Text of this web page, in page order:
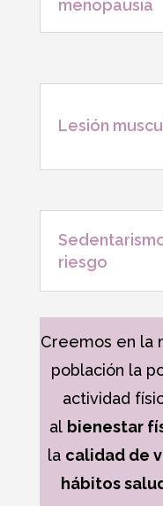
menopausia
Lesión
riesgo
Creemos en la
población la
actividad
al bienestar
la calidad de
hábitos